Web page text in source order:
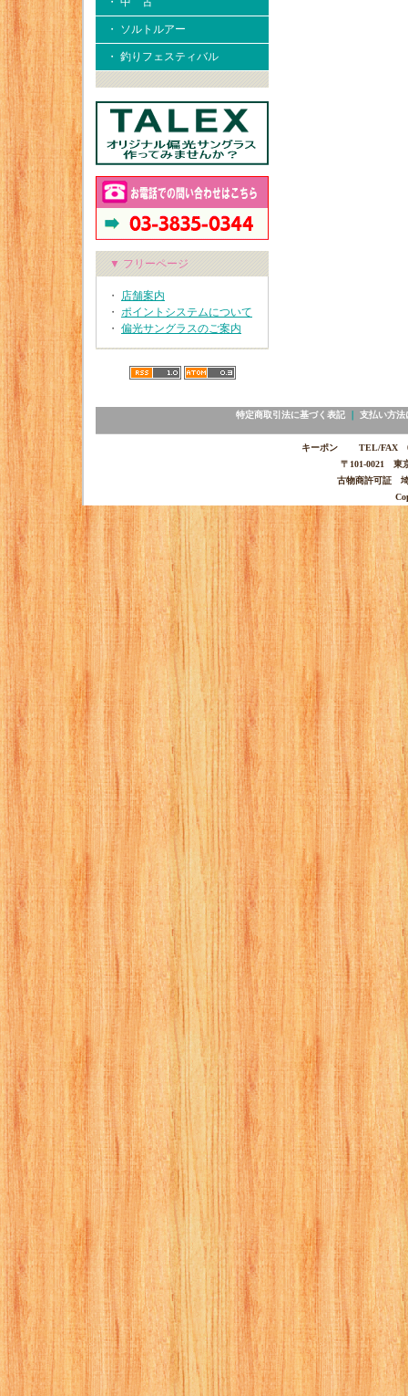
・ ソルトルアー
・ 釣りフェスティバル
▼ フリーページ
・ 店舗案内
・ ポイントシステムについて
・ 偏光サングラスのご案内
特定商取引法に基づく表記｜ 支払い方法
キーポン TEL/FAX
〒101-0021 東
古物商許可証